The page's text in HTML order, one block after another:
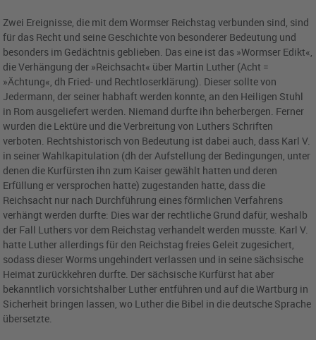
Zwei Ereignisse, die mit dem Wormser Reichstag verbunden sind, sind
für das Recht und seine Geschichte von besonderer Bedeutung und
besonders im Gedächtnis geblieben. Das eine ist das »Wormser Edikt«,
die Verhängung der »Reichsacht« über Martin Luther (Acht =
»Ächtung«, dh Fried- und Rechtloserklärung). Dieser sollte von
Jedermann, der seiner habhaft werden konnte, an den Heiligen Stuhl
in Rom ausgeliefert werden. Niemand durfte ihn beherbergen. Ferner
wurden die Lektüre und die Verbreitung von Luthers Schriften
verboten. Rechtshistorisch von Bedeutung ist dabei auch, dass Karl V.
in seiner Wahlkapitulation (dh der Aufstellung der Bedingungen, unter
denen die Kurfürsten ihn zum Kaiser gewählt hatten und deren
Erfüllung er versprochen hatte) zugestanden hatte, dass die
Reichsacht nur nach Durchführung eines förmlichen Verfahrens
verhängt werden durfte: Dies war der rechtliche Grund dafür, weshalb
der Fall Luthers vor dem Reichstag verhandelt werden musste. Karl V.
hatte Luther allerdings für den Reichstag freies Geleit zugesichert,
sodass dieser Worms ungehindert verlassen und in seine sächsische
Heimat zurückkehren durfte. Der sächsische Kurfürst hat aber
bekanntlich vorsichtshalber Luther entführen und auf die Wartburg in
Sicherheit bringen lassen, wo Luther die Bibel in die deutsche Sprache
übersetzte.